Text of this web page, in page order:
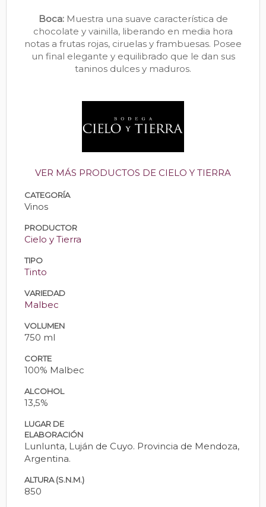
Boca:Muestra una suave característica de
chocolate y vainilla, liberando en media hora
notas a frutas rojas, ciruelas y frambuesas. Posee
un final elegante y equilibrado que le dan sus
taninos dulces y maduros.
VER MÁS PRODUCTOS DE CIELO Y TIERRA
CATEGORÍA
Vinos
PRODUCTOR
Cielo y Tierra
TIPO
Tinto
VARIEDAD
Malbec
VOLUMEN
750 ml
CORTE
100% Malbec
ALCOHOL
13,5%
LUGAR DE
ELABORACIÓN
Lunlunta, Luján de Cuyo. Provincia de Mendoza,
Argentina.
ALTURA (S.N.M.)
850